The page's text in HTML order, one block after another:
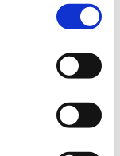
vent
les